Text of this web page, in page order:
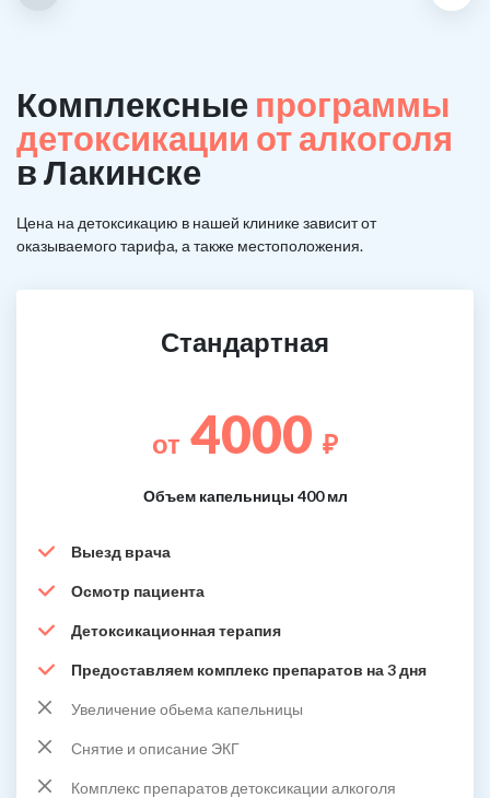
Комплексные программы
детоксикации от алкоголя
в Лакинске
Цена на детоксикацию в нашей клинике зависит от
оказываемого тарифа, а также местоположения.
Стандартная
от 4000 ₽
Объем капельницы 400 мл
Выезд врача
Осмотр пациента
Детоксикационная терапия
Предоставляем комплекс препаратов на 3 дня
Увеличение обьема капельницы
Снятие и описание ЭКГ
Комплекс препаратов детоксикации алкоголя